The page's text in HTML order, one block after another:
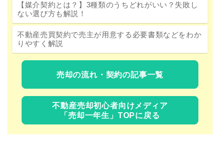
【媒介契約とは？】3種類のうちどれがいい？失敗し
ない選び方も解説！
不動産売買契約で売主が用意する必要書類などをわか
りやすく解説
売却の流れ・契約の記事一覧
不動産売却初心者向けメディア
「売却一年生」TOPに戻る